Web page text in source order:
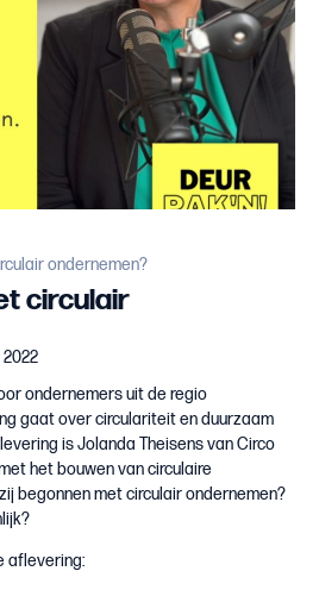
ondernemen?
circulair
ondernemers uit de regio
gaat over circulariteit en duurzaam
is Jolanda Theisens van Circo
het bouwen van circulaire
begonnen met circulair ondernemen?
aflevering: